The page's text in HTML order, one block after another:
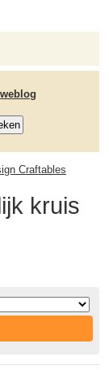
weblog
Craftables
kruis